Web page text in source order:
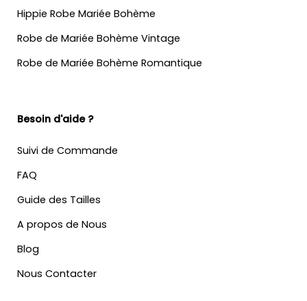
Hippie Robe Mariée Bohème
Robe de Mariée Bohème Vintage
Robe de Mariée Bohème Romantique
Besoin d'aide ?
Suivi de Commande
FAQ
Guide des Tailles
A propos de Nous
Blog
Nous Contacter